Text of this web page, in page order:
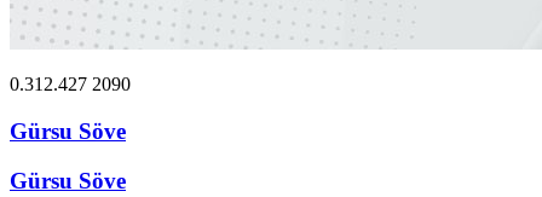
0.312.427 2090
Gürsu Söve
Gürsu Söve